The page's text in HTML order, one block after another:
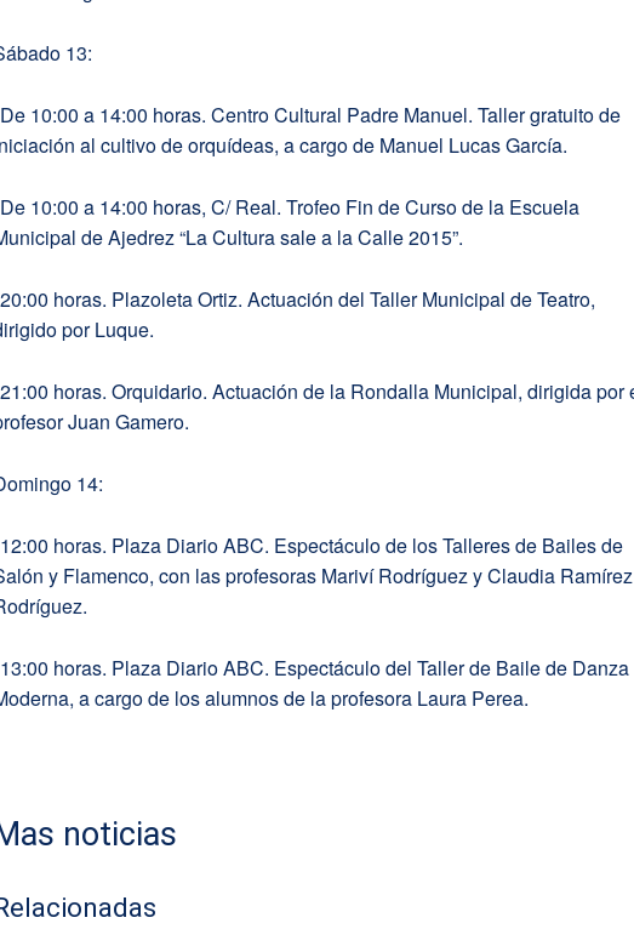
13:
10:00 a 14:00 horas. Centro Cultural Padre Manuel. Taller gratuito de
al cultivo de orquídeas, a cargo de Manuel Lucas García.
10:00 a 14:00 horas, C/ Real. Trofeo Fin de Curso de la Escuela
de Ajedrez “La Cultura sale a la Calle 2015”.
horas. Plazoleta Ortiz. Actuación del Taller Municipal de Teatro,
por Luque.
horas. Orquidario. Actuación de la Rondalla Municipal, dirigida por
Juan Gamero.
14:
horas. Plaza Diario ABC. Espectáculo de los Talleres de Bailes de
y Flamenco, con las profesoras Mariví Rodríguez y Claudia Ramírez
horas. Plaza Diario ABC. Espectáculo del Taller de Baile de Danza
a cargo de los alumnos de la profesora Laura Perea.
noticias